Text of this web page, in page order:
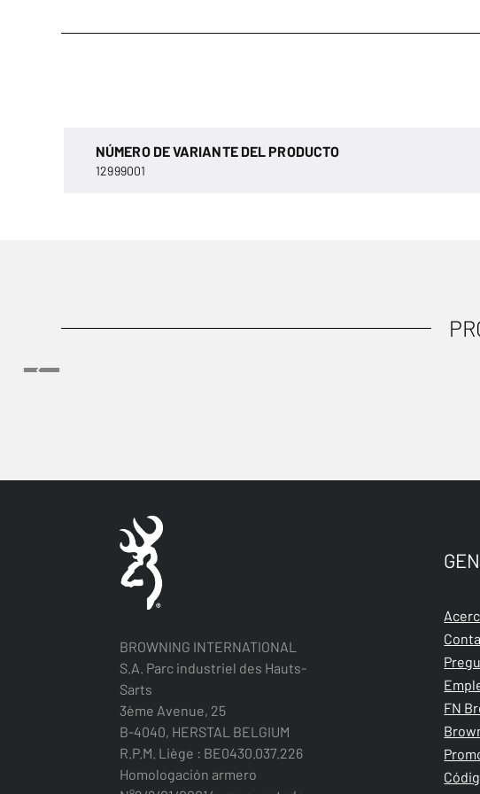
NÚMERO DE VARIANTE DEL PRODUCTO
12999001
BROWNING INTERNATIONAL
S.A. Parc industriel des Hauts-
Sarts
3ème Avenue, 25
B-4040, HERSTAL BELGIUM
R.P.M. Liège : BE0430.037.226
Homologación armero
FN